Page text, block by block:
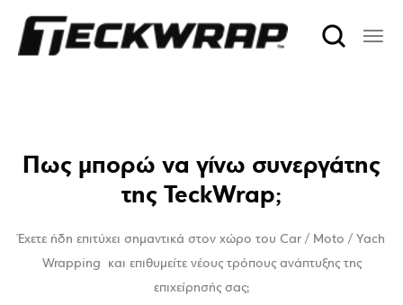
Πως μπορώ να γίνω συνεργάτης
της TeckWrap;
Έχετε ήδη επιτύχει σημαντικά στον χώρο του Car / Moto / Yach
Wrapping και επιθυμείτε νέους τρόπους ανάπτυξης της
επιχείρησής σας;